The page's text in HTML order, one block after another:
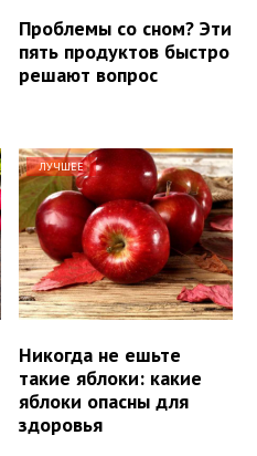
Проблемы со сном? Эти
пять продуктов быстро
решают вопрос
ЛУЧШЕЕ
Никогда не ешьте
такие яблоки: какие
яблоки опасны для
здоровья